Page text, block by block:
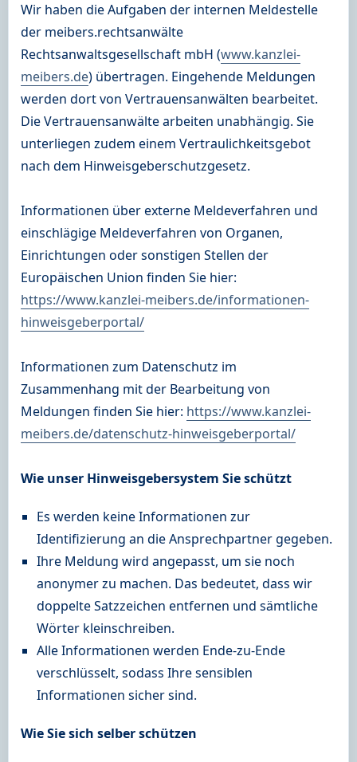
Wir haben die Aufgaben der internen Meldestelle
der meibers.rechtsanwälte
Rechtsanwaltsgesellschaft mbH (www.kanzlei-
meibers.de) übertragen. Eingehende Meldungen
werden dort von Vertrauensanwälten bearbeitet.
Die Vertrauensanwälte arbeiten unabhängig. Sie
unterliegen zudem einem Vertraulichkeitsgebot
nach dem Hinweisgeberschutzgesetz.
Informationen über externe Meldeverfahren und
einschlägige Meldeverfahren von Organen,
Einrichtungen oder sonstigen Stellen der
Europäischen Union finden Sie hier:
https://www.kanzlei-meibers.de/informationen-
hinweisgeberportal/
Informationen zum Datenschutz im
Zusammenhang mit der Bearbeitung von
Meldungen finden Sie hier: https://www.kanzlei-
meibers.de/datenschutz-hinweisgeberportal/
Wie unser Hinweisgebersystem Sie schützt
Es werden keine Informationen zur
Identifizierung an die Ansprechpartner gegeben.
Ihre Meldung wird angepasst, um sie noch
anonymer zu machen. Das bedeutet, dass wir
doppelte Satzzeichen entfernen und sämtliche
Wörter kleinschreiben.
Alle Informationen werden Ende-zu-Ende
verschlüsselt, sodass Ihre sensiblen
Informationen sicher sind.
Wie Sie sich selber schützen